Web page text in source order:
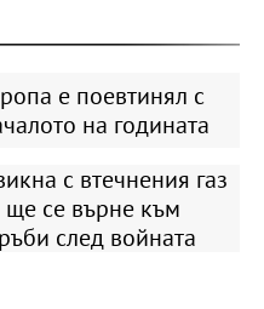
е поевтинял с
на годината
с втечнения газ
ще се върне към
след войната